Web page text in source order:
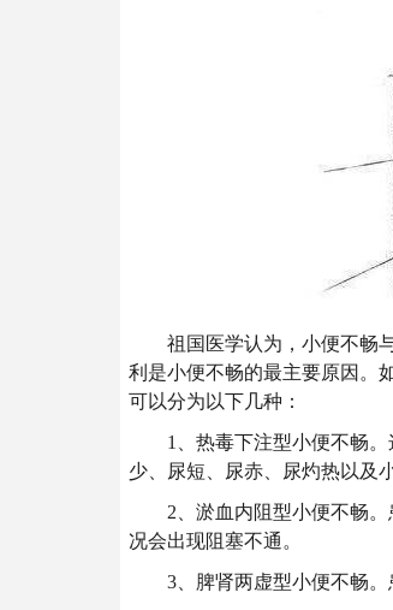
祖国医学认为，小便不畅与
利是小便不畅的最主要原因。
可以分为以下几种：
1、热毒下注型小便不畅。
少、尿短、尿赤、尿灼热以及
2、淤血内阻型小便不畅。
况会出现阻塞不通。
3、脾肾两虚型小便不畅。